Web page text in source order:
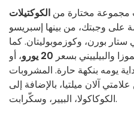
مجموعة مختارة من الكوكتيلات
على وجبتك، من بينها إسبريسو
ستار بورن، وكوزموبوليتان. كما
والبيلييني بسعر 20 يورو
، أو
يومه بنكهة حارة. المشروبات
آلان ميلتيا، بالإضافة إلى
الكوكاكولا، البيير، وسكّرابت.